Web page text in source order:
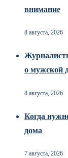
внимание
8 августа, 2026
о мужской
8 августа, 2026
Когда
дома
7 августа, 2026